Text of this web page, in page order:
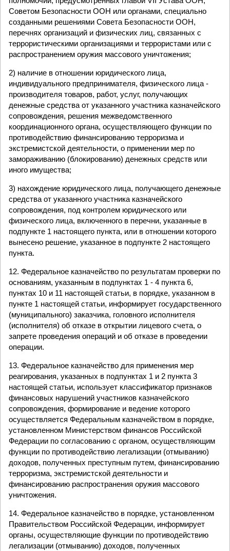
Советом Безопасности ООН или органами, специально
созданными решениями Совета Безопасности ООН,
перечнях организаций и физических лиц, связанных с
террористическими организациями и террористами или с
распространением оружия массового уничтожения;
2) наличие в отношении юридического лица,
индивидуального предпринимателя, физического лица -
производителя товаров, работ, услуг, получающих
денежные средства от указанного участника казначейского
сопровождения, решения межведомственного
координационного органа, осуществляющего функции по
противодействию финансированию терроризма и
экстремистской деятельности, о применении мер по
замораживанию (блокированию) денежных средств или
иного имущества;
3) нахождение юридического лица, получающего денежные
средства от указанного участника казначейского
сопровождения, под контролем юридического или
физического лица, включенного в перечни, указанные в
подпункте 1 настоящего пункта, или в отношении которого
вынесено решение, указанное в подпункте 2 настоящего
пункта.
12. Федеральное казначейство по результатам проверки по
основаниям, указанным в подпунктах 1 - 4 пункта 6,
пунктах 10 и 11 настоящей статьи, в порядке, указанном в
пункте 1 настоящей статьи, информирует государственного
(муниципального) заказчика, головного исполнителя
(исполнителя) об отказе в открытии лицевого счета, о
запрете проведения операций и об отказе в проведении
операции.
13. Федеральное казначейство для применения мер
реагирования, указанных в подпунктах 1 и 2 пункта 3
настоящей статьи, использует классификатор признаков
финансовых нарушений участников казначейского
сопровождения, формирование и ведение которого
осуществляется Федеральным казначейством в порядке,
установленном Министерством финансов Российской
Федерации по согласованию с органом, осуществляющим
функции по противодействию легализации (отмыванию)
доходов, полученных преступным путем, финансированию
терроризма, экстремистской деятельности и
финансированию распространения оружия массового
уничтожения.
14. Федеральное казначейство в порядке, установленном
Правительством Российской Федерации, информирует
органы, осуществляющие функции по противодействию
легализации (отмыванию) доходов, полученных